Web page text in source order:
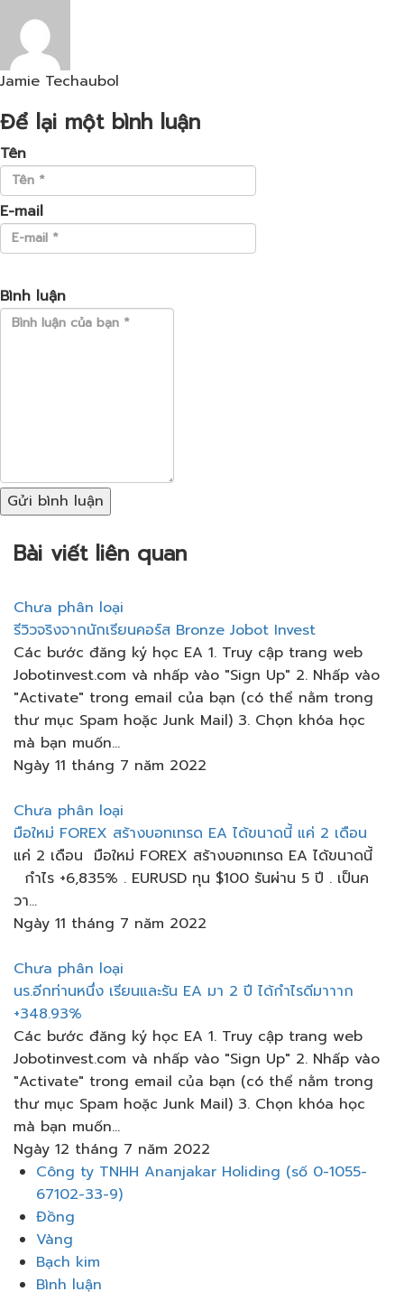
Jamie Techaubol
Để lại một bình luận
Tên
E-mail
Bình luận
Gửi bình luận
Bài viết liên quan
Chưa phân loại
รีวิวจริงจากนักเรียนคอร์ส​ Bronze Jobot Invest
Các bước đăng ký học EA 1. Truy cập trang web
Jobotinvest.com và nhấp vào "Sign Up" 2. Nhấp vào
"Activate" trong email của bạn (có thể nằm trong
thư mục Spam hoặc Junk Mail) 3. Chọn khóa học
mà bạn muốn...
Ngày 11 tháng 7 năm 2022
Chưa phân loại
มือใหม่ FOREX​ สร้างบอทเทรด​ EA​ ได้ขนาดนี้​ แค่​ 2 เดือน​
แค่​ 2 เดือน​ มือใหม่ FOREX​ สร้างบอทเทรด​ EA​ ได้ขนาดนี้​
กำไร +6,835% . EURUSD ทุน​ $100 รันผ่าน​ 5 ปี​ . เป็นค
วา...
Ngày 11 tháng 7 năm 2022
Chưa phân loại
นร.อีกท่านหนึ่ง เรียนและรัน EA มา 2 ปี ได้กำไรดีมาาาก
+348.93%
Các bước đăng ký học EA 1. Truy cập trang web
Jobotinvest.com và nhấp vào "Sign Up" 2. Nhấp vào
"Activate" trong email của bạn (có thể nằm trong
thư mục Spam hoặc Junk Mail) 3. Chọn khóa học
mà bạn muốn...
Ngày 12 tháng 7 năm 2022
Thực Công ty TNHH Ananjakar Holiding (số 0-1055-
67102-33-9)
Đồng
Vàng
Bạch kim
Bình luận